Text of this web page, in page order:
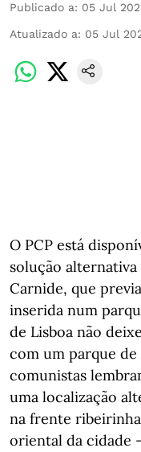
Publicado a: 05 Jul
Atualizado a: 05 Jul
O PCP está
solução
Carnide, que
inserida num
de Lisboa não
com um parque de
comunistas
uma localização
na frente
oriental da cidade